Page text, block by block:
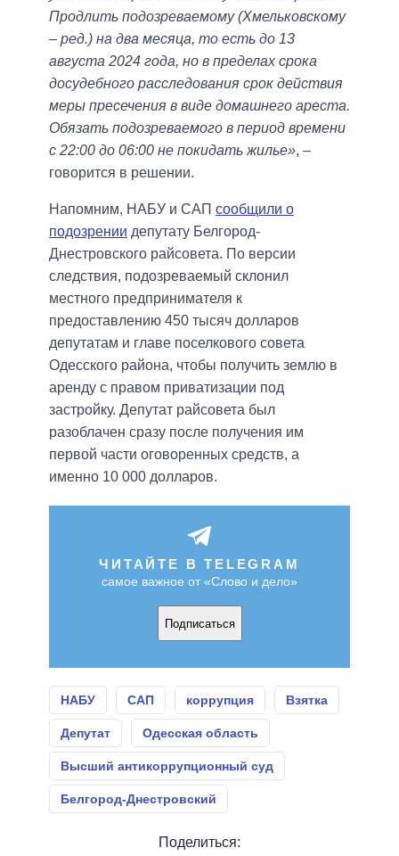
Продлить подозреваемому (Хмельковскому
– ред.) на два месяца, то есть до 13
августа 2024 года, но в пределах срока
досудебного расследования срок действия
меры пресечения в виде домашнего ареста.
Обязать подозреваемого в период времени
с 22:00 до 06:00 не покидать жилье», –
говорится в решении.
Напомним, НАБУ и САП сообщили о
подозрении депутату Белгород-
Днестровского райсовета. По версии
следствия, подозреваемый склонил
местного предпринимателя к
предоставлению 450 тысяч долларов
депутатам и главе поселкового совета
Одесского района, чтобы получить землю в
аренду с правом приватизации под
застройку. Депутат райсовета был
разоблачен сразу после получения им
первой части оговоренных средств, а
именно 10 000 долларов.
ЧИТАЙТЕ В TELEGRAM
самое важное от «Слово и дело»
Подписаться
НАБУ САП коррупция Взятка
Депутат Одесская область
Высший антикоррупционный суд
Белгород-Днестровский
Поделиться: